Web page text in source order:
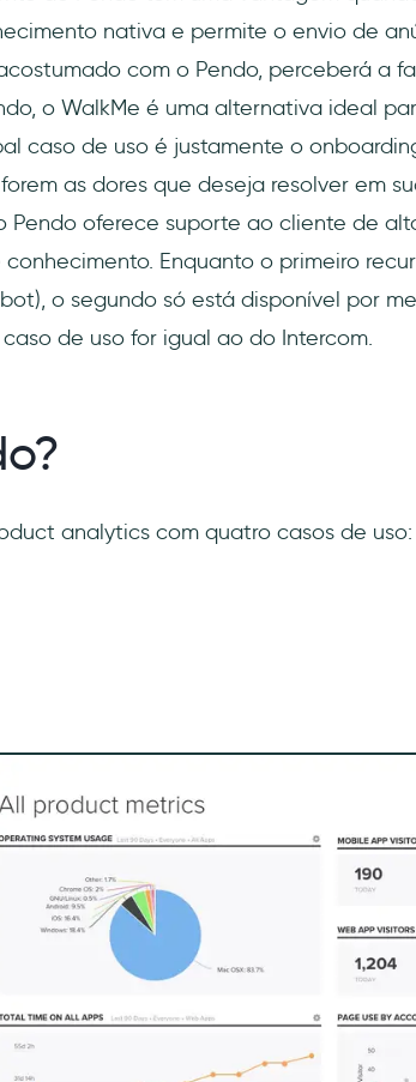
nativa e permite o envio de
com o Pendo, perceberá a
o WalkMe é uma alternativa ideal
caso de uso é justamente o
as dores que deseja resolver em
Pendo oferece suporte ao cliente de
Enquanto o primeiro
o segundo só está disponível por
de uso for igual ao do Intercom.
analytics com quatro casos de uso: